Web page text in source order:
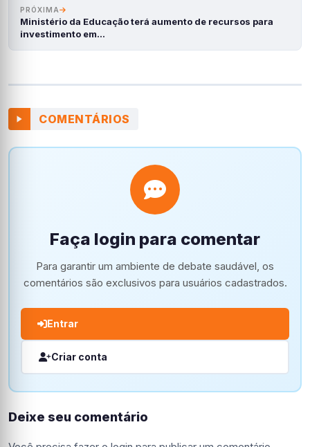
PRÓXIMA
Ministério da Educação terá aumento de recursos para
investimento em…
COMENTÁRIOS
Faça login para comentar
Para garantir um ambiente de debate saudável, os
comentários são exclusivos para usuários cadastrados.
Entrar
Criar conta
Deixe seu comentário